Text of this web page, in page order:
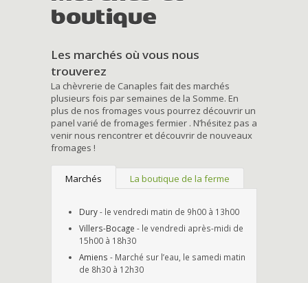
boutique
Les marchés où vous nous
trouverez
La chèvrerie de Canaples fait des marchés
plusieurs fois par semaines de la Somme. En
plus de nos fromages vous pourrez découvrir un
panel varié de fromages fermier . N’hésitez pas a
venir nous rencontrer et découvrir de nouveaux
fromages !
Marchés La boutique de la ferme
Dury- le vendredi matin de 9h00 à 13h00
Villers-Bocage - le vendredi après-midi de
15h00 à 18h30
Amiens - Marché sur l’eau, le samedi matin
de 8h30 à 12h30